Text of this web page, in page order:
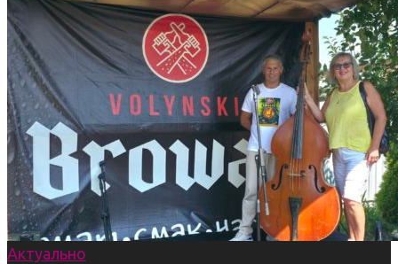
Актуально